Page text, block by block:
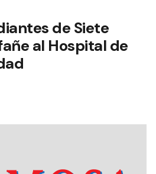
de Siete
al Hospital de